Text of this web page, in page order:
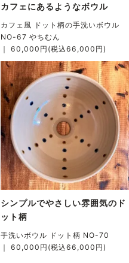
カフェにあるようなボウル
カフェ風 ドット柄の手洗いボウル
NO-67 やちむん
｜ 60,000円(税込66,000円)
シンプルでやさしい雰囲気のド
ット柄
手洗いボウル ドット柄 NO-70
｜ 60,000円(税込66,000円)